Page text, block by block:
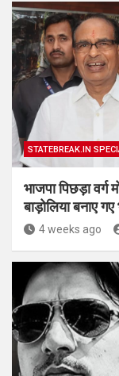
STATEBREAK.IN
भाजपा पिछड़ा वर्ग
बाड़ोलिया बनाए
4 weeks ago